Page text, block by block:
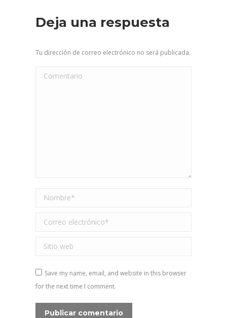
Deja una respuesta
Tu dirección de correo electrónico no será publicada.
Comentario
Nombre *
Correo electrónico *
Sitio web
Save my name, email, and website in this browser
for the next time I comment.
Publicar comentario